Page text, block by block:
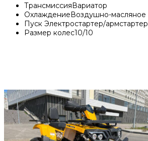
ТрансмиссияВариатор
ОхлаждениеВоздушно-масляное
Пуск Электростартер/армстартер
Размер колес10/10